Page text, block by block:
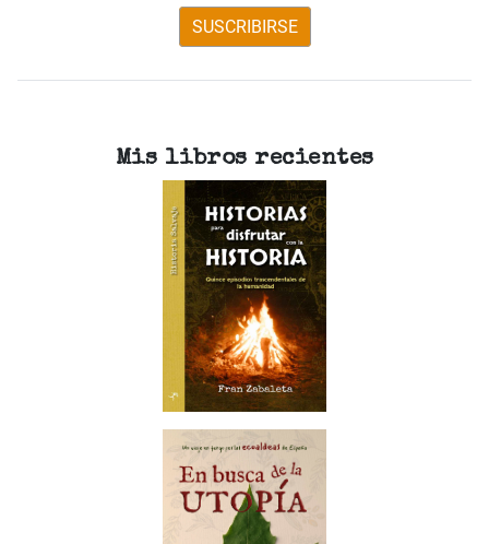
SUSCRIBIRSE
Mis libros recientes